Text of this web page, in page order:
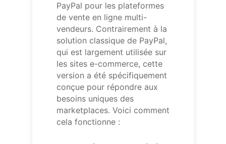
PayPal pour les plateformes
de vente en ligne multi-
vendeurs. Contrairement à la
solution classique de PayPal,
qui est largement utilisée sur
les sites e-commerce, cette
version a été spécifiquement
conçue pour répondre aux
besoins uniques des
marketplaces. Voici comment
cela fonctionne :